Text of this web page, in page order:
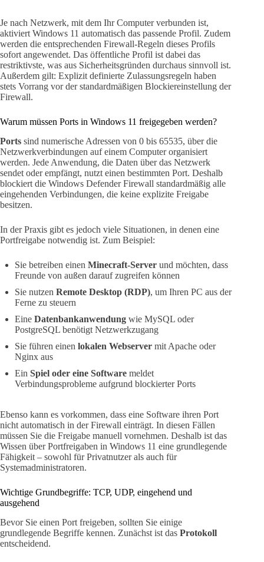
Je nach Netzwerk, mit dem Ihr Computer verbunden ist,
aktiviert Windows 11 automatisch das passende Profil. Zudem
werden die entsprechenden Firewall-Regeln dieses Profils
sofort angewendet. Das öffentliche Profil ist dabei das
restriktivste, was aus Sicherheitsgründen durchaus sinnvoll ist.
Außerdem gilt: Explizit definierte Zulassungsregeln haben
stets Vorrang vor der standardmäßigen Blockiereinstellung der
Firewall.
Warum müssen Ports in Windows 11 freigegeben werden?
Ports sind numerische Adressen von 0 bis 65535, über die
Netzwerkverbindungen auf einem Computer organisiert
werden. Jede Anwendung, die Daten über das Netzwerk
sendet oder empfängt, nutzt einen bestimmten Port. Deshalb
blockiert die Windows Defender Firewall standardmäßig alle
eingehenden Verbindungen, die keine explizite Freigabe
besitzen.
In der Praxis gibt es jedoch viele Situationen, in denen eine
Portfreigabe notwendig ist. Zum Beispiel:
Sie betreiben einen Minecraft-Server und möchten, dass
Freunde von außen darauf zugreifen können
Sie nutzen Remote Desktop (RDP), um Ihren PC aus der
Ferne zu steuern
Eine Datenbankanwendung wie MySQL oder
PostgreSQL benötigt Netzwerkzugang
Sie führen einen lokalen Webserver mit Apache oder
Nginx aus
Ein Spiel oder eine Software meldet
Verbindungsprobleme aufgrund blockierter Ports
Ebenso kann es vorkommen, dass eine Software ihren Port
nicht automatisch in der Firewall einträgt. In diesen Fällen
müssen Sie die Freigabe manuell vornehmen. Deshalb ist das
Wissen über Portfreigaben in Windows 11 eine grundlegende
Fähigkeit – sowohl für Privatnutzer als auch für
Systemadministratoren.
Wichtige Grundbegriffe: TCP, UDP, eingehend und
ausgehend
Bevor Sie einen Port freigeben, sollten Sie einige
grundlegende Begriffe kennen. Zunächst ist das Protokoll
entscheidend.